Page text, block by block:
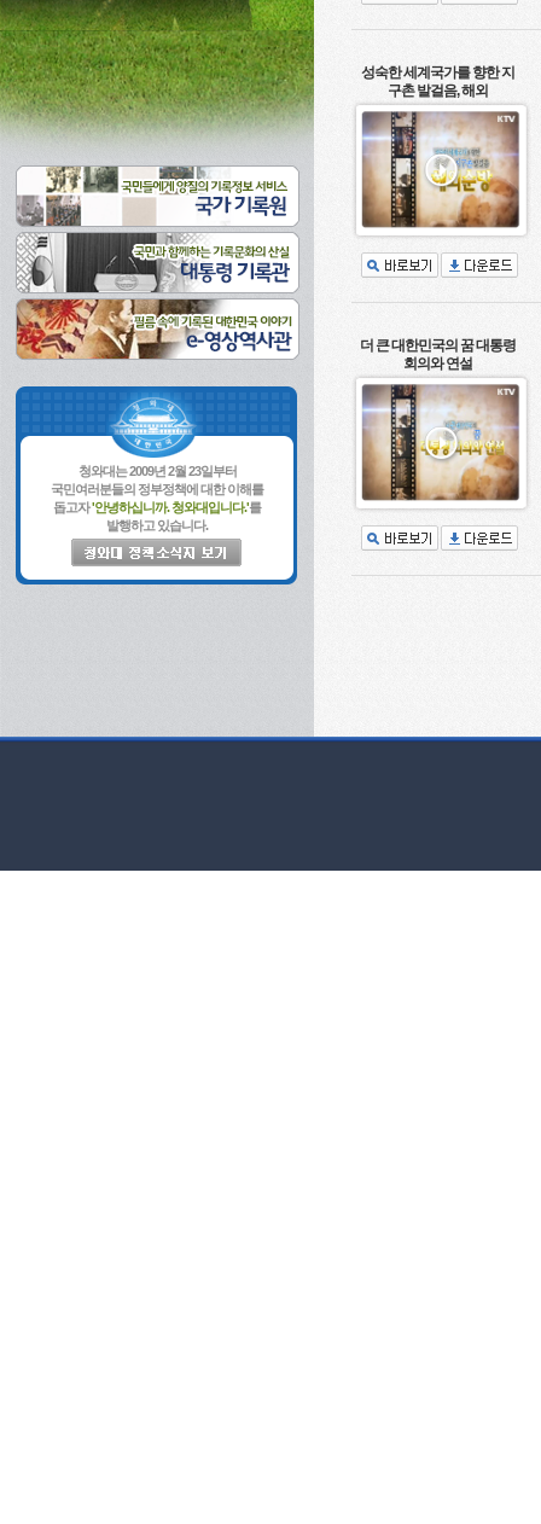
청와대는 2009년 2월 23일부터
국민여러분들의 정부정책에 대한 이해를
돕고자'안녕하십니까. 청와대입니다.'를
발행하고 있습니다.
성숙한 세계국가를 향한 지
구촌 발걸음, 해외
더 큰 대한민국의 꿈 대통령
회의와 연설